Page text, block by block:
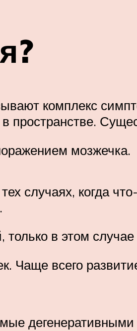
комплекс
мозжечка.
случаях, когда
в этом
Чаще всего